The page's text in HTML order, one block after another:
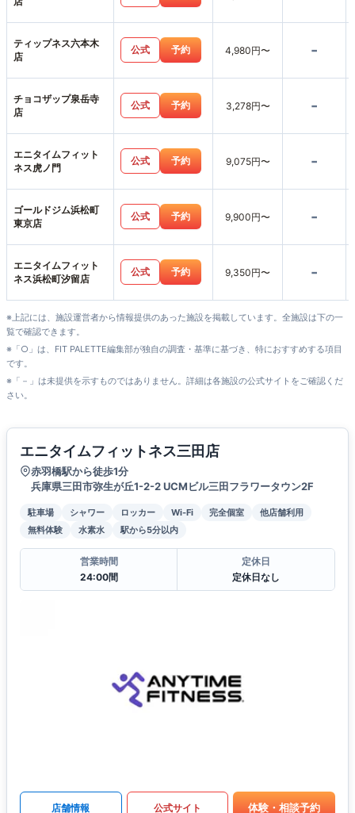
ティップネス六本木
店
公式 予約 4,980円〜 -
チョコザップ泉岳寺
店
公式 予約 3,278円〜 -
エニタイムフィット
ネス虎ノ門
公式 予約 9,075円〜 -
ゴールドジム浜松町
東京店
公式 予約 9,900円〜 -
エニタイムフィット
ネス浜松町汐留店
公式 予約 9,350円〜 -
※上記には、施設運営者から情報提供のあった施設を掲載しています。全施設は下の一
覧で確認できます。
※「○」は、FIT PALETTE編集部が独自の調査・基準に基づき、特におすすめする項目
です。
※「－」は未提供を示すものではありません。詳細は各施設の公式サイトをご確認くだ
さい。
エニタイムフィットネス三田店
赤羽橋駅から徒歩1分
兵庫県三田市弥生が丘1-2-2 UCMビル三田フラワータウン2F
駐車場 シャワー ロッカー Wi-Fi 完全個室
他店舗利用
無料体験
水素水 駅から5分以内
営業時間
24:00間
定休日
定休日なし
店舗情報 公式サイト 体験・相談予約